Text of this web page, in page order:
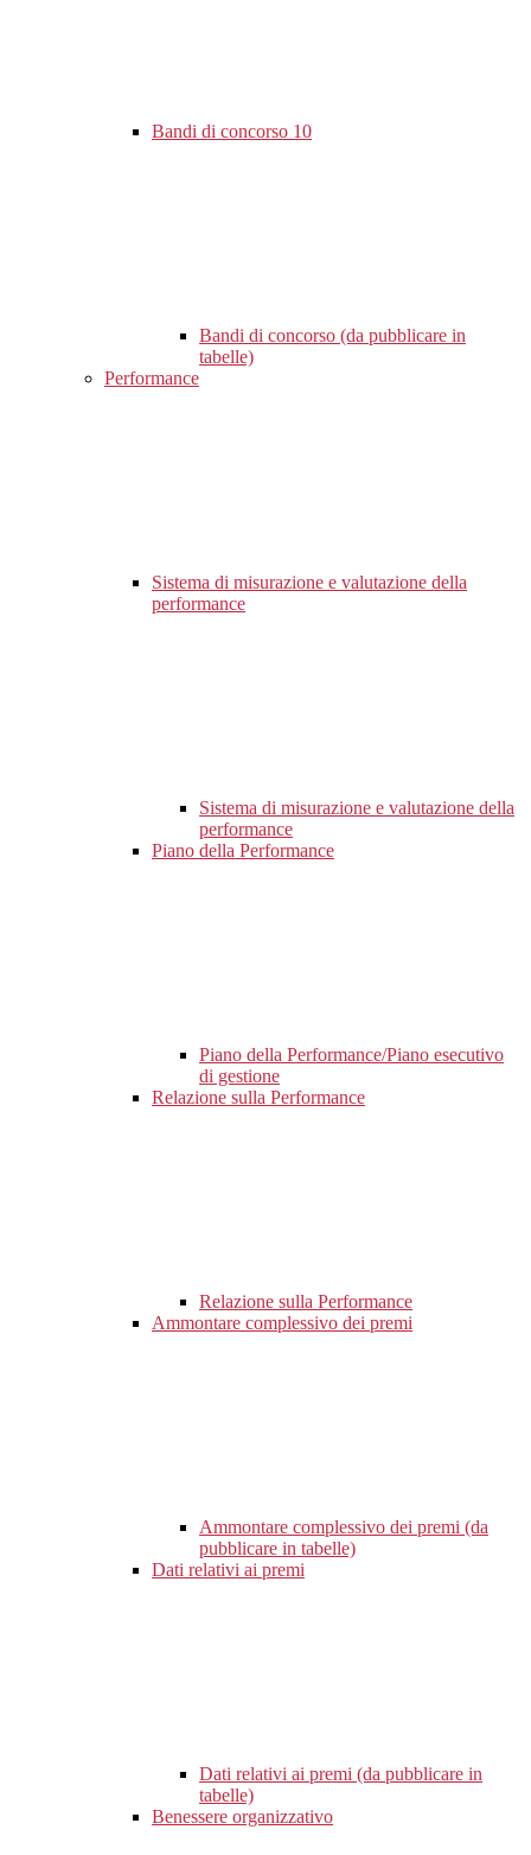
Bandi di concorso 10
Bandi di concorso (da pubblicare in
tabelle)
Performance
Sistema di misurazione e valutazione della
performance
Sistema di misurazione e valutazione della
performance
Piano della Performance
Piano della Performance/Piano esecutivo
di gestione
Relazione sulla Performance
Relazione sulla Performance
Ammontare complessivo dei premi
Ammontare complessivo dei premi (da
pubblicare in tabelle)
Dati relativi ai premi
Dati relativi ai premi (da pubblicare in
tabelle)
Benessere organizzativo